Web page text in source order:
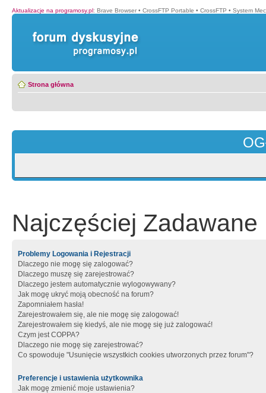
Aktualizacje na programosy.pl: Brave Browser • CrossFTP Portable • CrossFTP • System
Strona główna
Najczęściej Zadawane
Problemy Logowania i Rejestracji
Dlaczego nie mogę się zalogować?
Dlaczego muszę się zarejestrować?
Dlaczego jestem automatycznie wylogowywany?
Jak mogę ukryć moją obecność na forum?
Zapomniałem hasła!
Zarejestrowałem się, ale nie mogę się zalogować!
Zarejestrowałem się kiedyś, ale nie mogę się już zalogować!
Czym jest COPPA?
Dlaczego nie mogę się zarejestrować?
Co spowoduje "Usunięcie wszystkich cookies utworzonych przez forum"?
Preferencje i ustawienia użytkownika
Jak mogę zmienić moje ustawienia?